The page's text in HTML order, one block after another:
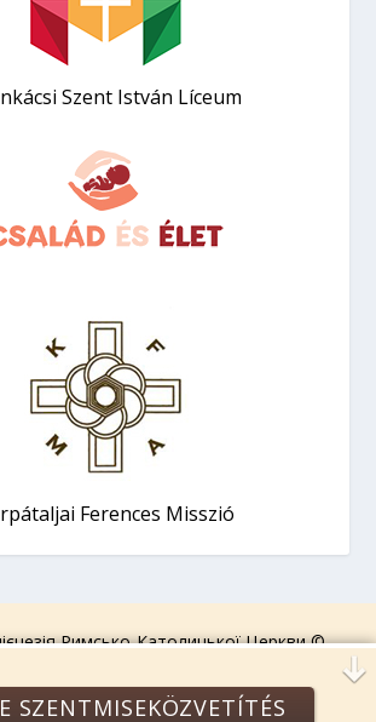
Szent István Líceum
Ferences Misszió
Римсько-Католицької Церкви ©
Усі права захищені!
SZENTMISEKÖZVETÍTÉS